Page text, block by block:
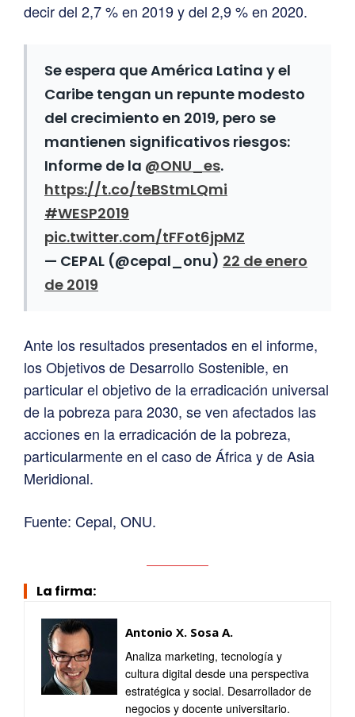
decir del 2,7 % en 2019 y del 2,9 % en 2020.
Se espera que América Latina y el
Caribe tengan un repunte modesto
del crecimiento en 2019, pero se
mantienen significativos riesgos:
Informe de la @ONU_es.
https://t.co/teBStmLQmi
#WESP2019
pic.twitter.com/tFFot6jpMZ
— CEPAL (@cepal_onu) 22 de enero
de 2019
Ante los resultados presentados en el informe,
los Objetivos de Desarrollo Sostenible, en
particular el objetivo de la erradicación universal
de la pobreza para 2030, se ven afectados las
acciones en la erradicación de la pobreza,
particularmente en el caso de África y de Asia
Meridional.
Fuente: Cepal, ONU.
La firma:
Antonio X. Sosa A.
Analiza marketing, tecnología y
cultura digital desde una perspectiva
estratégica y social. Desarrollador de
negocios y docente universitario.